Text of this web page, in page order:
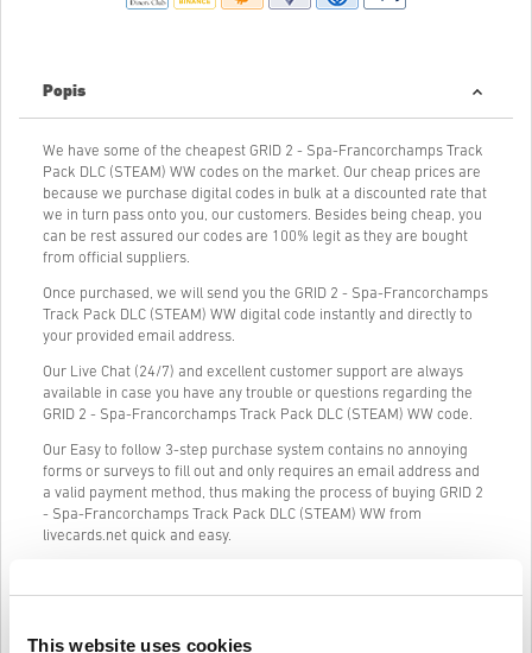
This website uses cookies
Popis
We have some of the cheapest GRID 2 - Spa-Francorchamps Track
Pack DLC (STEAM) WW codes on the market. Our cheap prices are
because we purchase digital codes in bulk at a discounted rate that
we in turn pass onto you, our customers. Besides being cheap, you
can be rest assured our codes are 100% legit as they are bought
from official suppliers.
Once purchased, we will send you the GRID 2 - Spa-Francorchamps
Track Pack DLC (STEAM) WW digital code instantly and directly to
your provided email address.
Our Live Chat (24/7) and excellent customer support are always
available in case you have any trouble or questions regarding the
GRID 2 - Spa-Francorchamps Track Pack DLC (STEAM) WW code.
Our Easy to follow 3-step purchase system contains no annoying
forms or surveys to fill out and only requires an email address and
a valid payment method, thus making the process of buying GRID 2
- Spa-Francorchamps Track Pack DLC (STEAM) WW from
livecards.net quick and easy.